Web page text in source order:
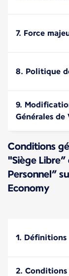
7. Force
8. Politique
9.
Générales de
Conditions
"Siège
Personnel”
Economy
1. Définitions
2.